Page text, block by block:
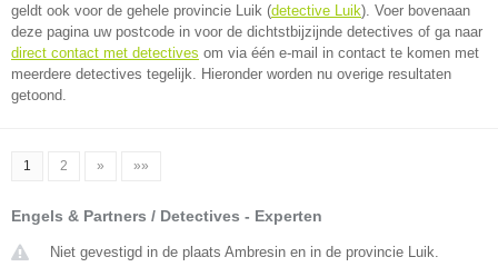
geldt ook voor de gehele provincie Luik (detective Luik). Voer bovenaan
deze pagina uw postcode in voor de dichtstbijzijnde detectives of ga naar
direct contact met detectives om via één e-mail in contact te komen met
meerdere detectives tegelijk. Hieronder worden nu overige resultaten
getoond.
1 2 » »»
Engels & Partners / Detectives - Experten
Niet gevestigd in de plaats Ambresin en in de provincie Luik.